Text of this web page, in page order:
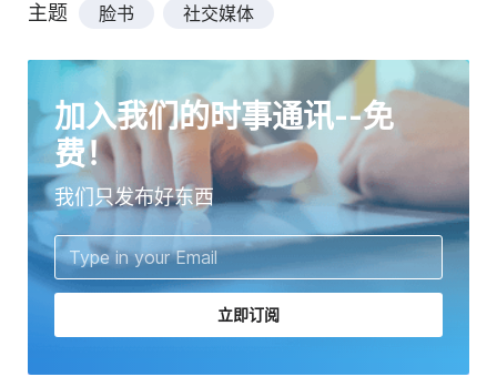
主题 脸书 社交媒体
加入我们的时事通讯--免
费！
我们只发布好东西
立即订阅